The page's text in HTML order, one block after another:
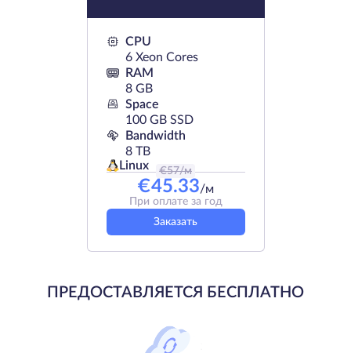
CPU
6 Xeon Cores
RAM
8 GB
Space
100 GB SSD
Bandwidth
8 TB
Linux
€57/м
€45.33/м
При оплате за год
Заказать
ПРЕДОСТАВЛЯЕТСЯ БЕСПЛАТНО